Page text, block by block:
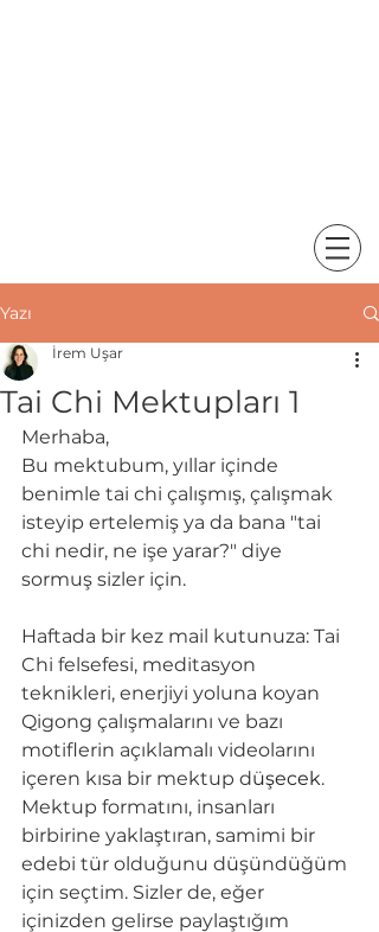
Yazı
Tai Chi Mektupları 1
İrem Uşar
Merhaba,
Bu mektubum, yıllar içinde
benimle tai chi çalışmış, çalışmak
isteyip ertelemiş ya da bana "tai
chi nedir, ne işe yarar?" diye
sormuş sizler için.
Haftada bir kez mail kutunuza: Tai
Chi felsefesi, meditasyon
teknikleri, enerjiyi yoluna koyan
Qigong çalışmalarını ve bazı
motiflerin açıklamalı videolarını
içeren kısa bir mektup düşecek.
Mektup formatını, insanları
birbirine yaklaştıran, samimi bir
edebi tür olduğunu düşündüğüm
için seçtim. Sizler de, eğer
içinizden gelirse paylaştığım